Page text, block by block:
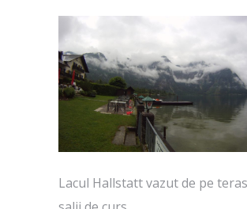
Lacul Hallstatt vazut de pe